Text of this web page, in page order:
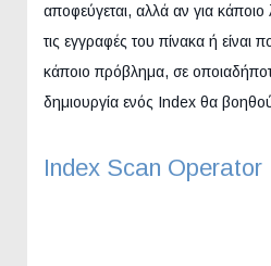
αποφεύγεται, αλλά αν για κάποιο
τις εγγραφές του πίνακα ή είναι
κάποιο πρόβλημα, σε
δημιουργία ενός Index θα
Index Scan Operator